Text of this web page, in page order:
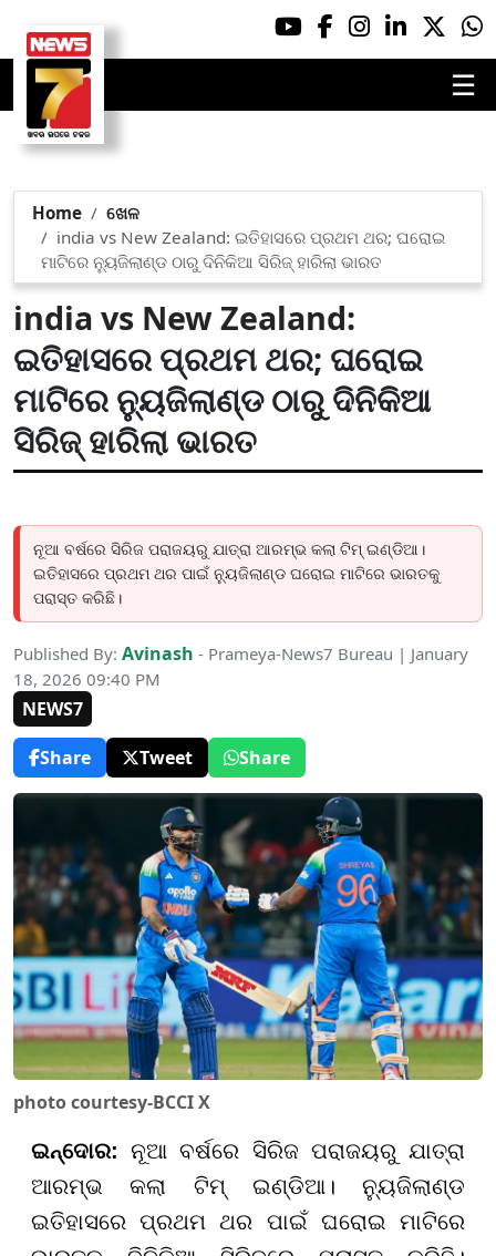
☰
Home
ଖେଳ
india vs New Zealand: ଇତିହାସରେ ପ୍ରଥମ ଥର; ଘରୋଇ
ମାଟିରେ ନ୍ୟୁଜିଲାଣ୍ଡ ଠାରୁ ଦିନିକିଆ ସିରିଜ୍ ହାରିଲା ଭାରତ
india vs New Zealand:
ଇତିହାସରେ ପ୍ରଥମ ଥର; ଘରୋଇ
ମାଟିରେ ନ୍ୟୁଜିଲାଣ୍ଡ ଠାରୁ ଦିନିକିଆ
ସିରିଜ୍ ହାରିଲା ଭାରତ
ନୂଆ ବର୍ଷରେ ସିରିଜ ପରାଜୟରୁ ଯାତ୍ରା ଆରମ୍ଭ କଲା ଟିମ୍ ଇଣ୍ଡିଆ।
ଇତିହାସରେ ପ୍ରଥମ ଥର ପାଇଁ ନ୍ୟୁଜିଲାଣ୍ଡ ଘରୋଇ ମାଟିରେ ଭାରତକୁ
ପରାସ୍ତ କରିଛି।
Published By: Avinash - Prameya-News7 Bureau | January
18, 2026 09:40 PM
NEWS7
Share
Tweet Share
photo courtesy-BCCI X
ଇନ୍ଦୋର:ନୂଆ ବର୍ଷରେ ସିରିଜ ପରାଜୟରୁ ଯାତ୍ରା
ଆରମ୍ଭ କଲା ଟିମ୍ ଇଣ୍ଡିଆ। ନ୍ୟୁଜିଲାଣ୍ଡ
ଇତିହାସରେ ପ୍ରଥମ ଥର ପାଇଁ ଘରୋଇ ମାଟିରେ